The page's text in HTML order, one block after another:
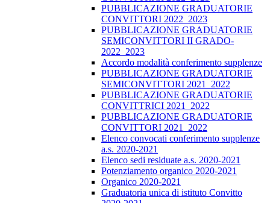
PUBBLICAZIONE GRADUATORIE
CONVITTORI 2022_2023
PUBBLICAZIONE GRADUATORIE
SEMICONVITTORI II GRADO-
2022_2023
Accordo modalità conferimento supplenze
PUBBLICAZIONE GRADUATORIE
SEMICONVITTORI 2021_2022
PUBBLICAZIONE GRADUATORIE
CONVITTRICI 2021_2022
PUBBLICAZIONE GRADUATORIE
CONVITTORI 2021_2022
Elenco convocati conferimento supplenze
a.s. 2020-2021
Elenco sedi residuate a.s. 2020-2021
Potenziamento organico 2020-2021
Organico 2020-2021
Graduatoria unica di istituto Convitto